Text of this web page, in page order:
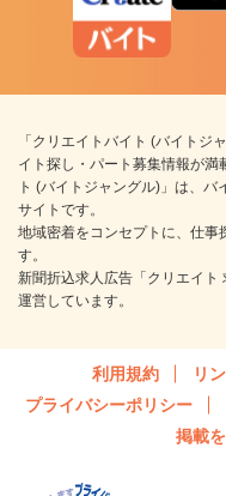
「クリエイトバイト (バイトジ
イト探し・パート募集情報が満
ト (バイトジャングル)」は、
サイトです。
地域密着をコンセプトに、仕事
す。
新聞折込求人広告「クリエイト
運営しています。
利用規約 リ
プライバシーポリシー
掲載